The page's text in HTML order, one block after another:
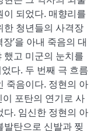
되었다. 매향리를
한 청년들의 사격장
’을 아내 죽음의 대
했고 미군의 눈치를
다. 두 번째 극 흐름
죽음이다. 정현의 아
포탄의 연기로 사
다. 임신한 정현의 아
탄으로 신발과 찢